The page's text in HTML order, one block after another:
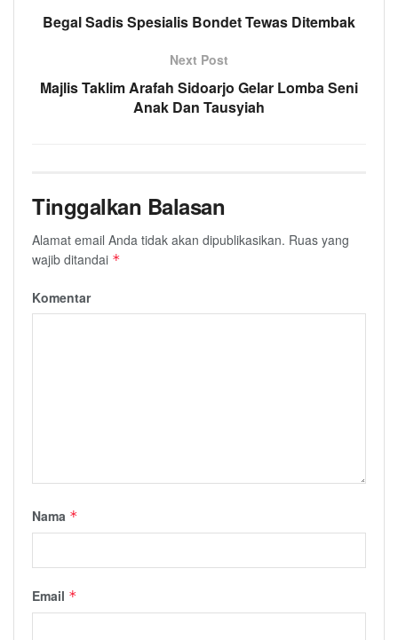
Begal Sadis Spesialis Bondet Tewas Ditembak
Next Post
Majlis Taklim Arafah Sidoarjo Gelar Lomba Seni
Anak Dan Tausyiah
Tinggalkan Balasan
Alamat email Anda tidak akan dipublikasikan. Ruas yang
wajib ditandai *
Komentar
Nama *
Email *